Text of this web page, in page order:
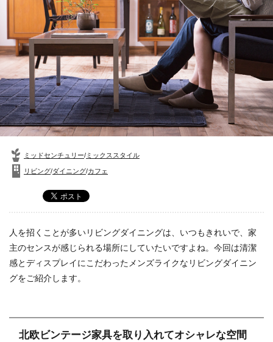
ミッドセンチュリー/ ミックススタイル
リビング/ダイニング/カフェ
人を招くことが多いリビングダイニングは、いつもきれいで、家
主のセンスが感じられる場所にしていたいですよね。今回は清潔
感とディスプレイにこだわったメンズライクなリビングダイニン
グをご紹介します。
北欧ビンテージ家具を取り入れてオシャレな空間